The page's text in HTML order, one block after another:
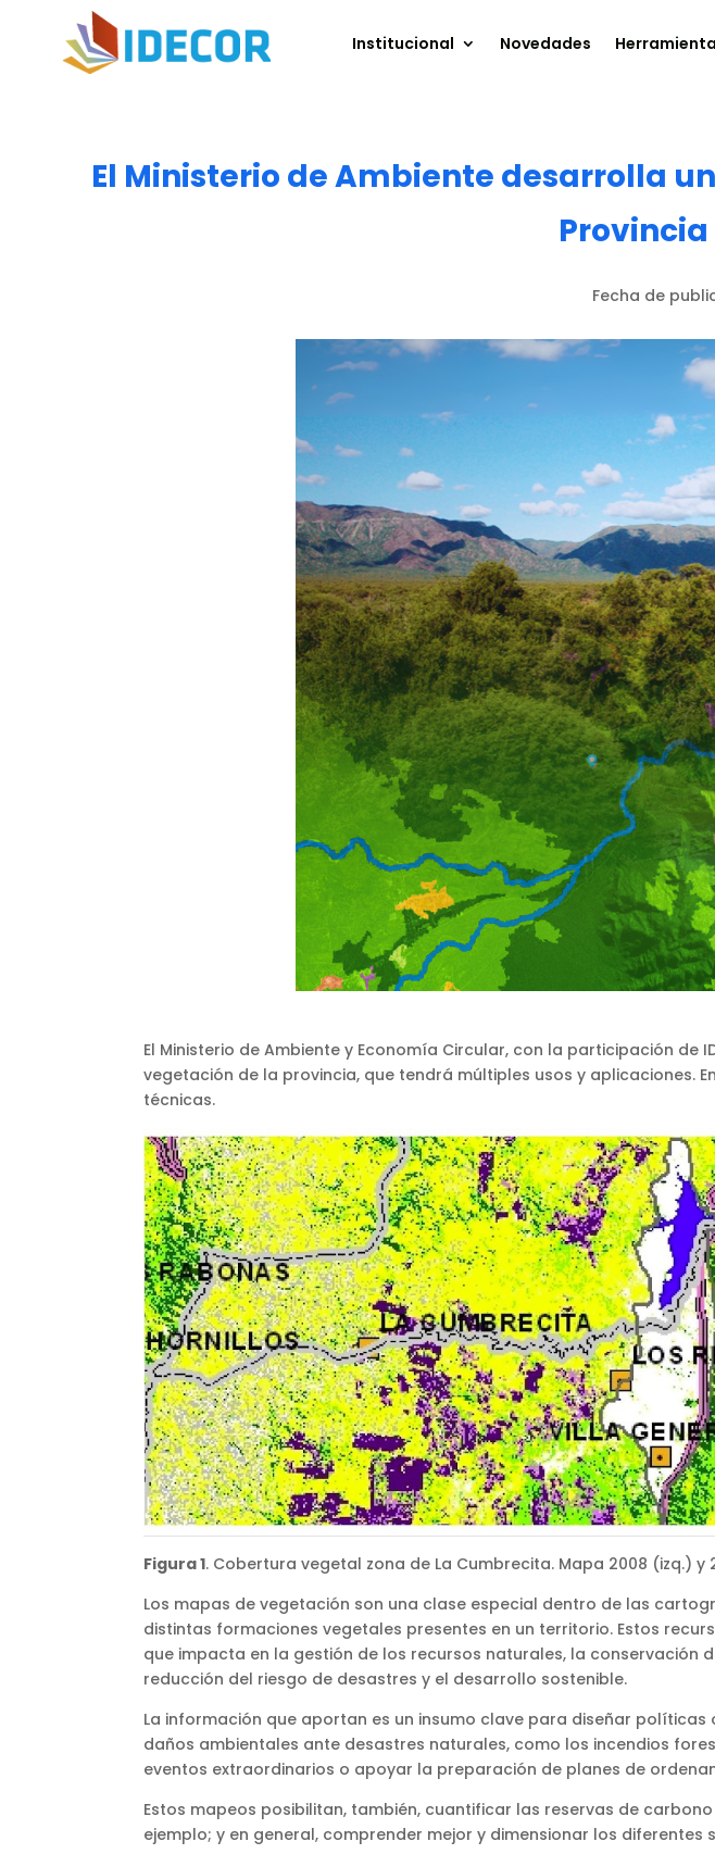
Institucional Novedades
El Ministerio de Ambiente desarrolla
Fecha de
El Ministerio de Ambiente y Economía Circular, con la participación de
vegetación de la provincia, que tendrá múltiples usos y
técnicas.
Figura 1. Cobertura vegetal zona de La Cumbrecita. Mapa 2008 (izq.)
Los mapas de vegetación son una clase especial dentro de las
distintas formaciones vegetales presentes en un territorio. Estos
que impacta en la gestión de los recursos naturales, la
reducción del riesgo de desastres y el desarrollo sostenible.
La información que aportan es un insumo clave para diseñar
daños ambientales ante desastres naturales, como los incendios
eventos extraordinarios o apoyar la preparación de planes de
Estos mapeos posibilitan, también, cuantificar las reservas de
ejemplo; y en general, comprender mejor y dimensionar los diferentes